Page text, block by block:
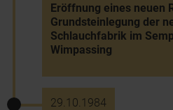
Eröffnung eines neuen
Grundsteinlegung der
Schlauchfabrik im
Wimpassing
29.10.1984